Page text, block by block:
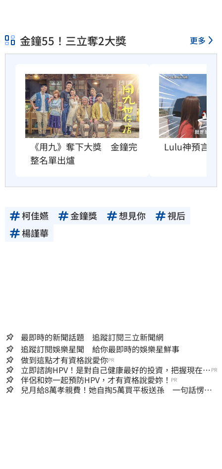
金鐘55！三立奪2大獎 更多
《用九》奪下大獎　金鐘完
整名單出爐
Lulu神預言金
柯佳嬿 金鐘獎 想見你
視后
楊謹華
最即時的新聞話題 追蹤訂閱三立新聞網
追蹤訂閱娛樂星聞 給你最即時的娛樂星鮮事
做到這點才有資格說愛你PR
立即諮詢HPV！是對自己健康最好的投資，把握現在不
嫌晚！
PR
伴侶和妳一起預防HPV，才有資格說愛妳！ PR
兒月給8萬孝親費！她自掏5萬買平板送孫 一句話愣原